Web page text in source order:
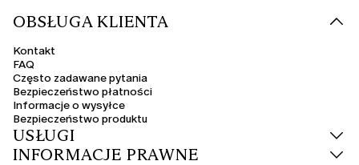
OBSŁUGA KLIENTA
Kontakt
FAQ
Często zadawane pytania
Bezpieczeństwo płatności
Informacje o wysyłce
Bezpieczeństwo produktu
USŁUGI
INFORMACJE PRAWNE